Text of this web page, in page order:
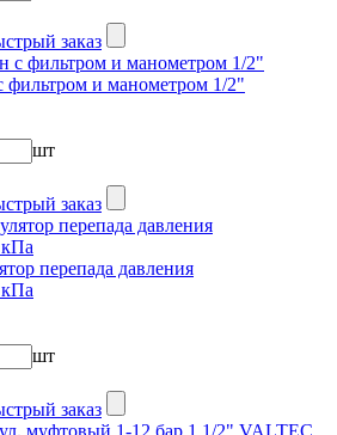
заказ
и манометром 1/2"
шт
заказ
перепада давления
шт
заказ